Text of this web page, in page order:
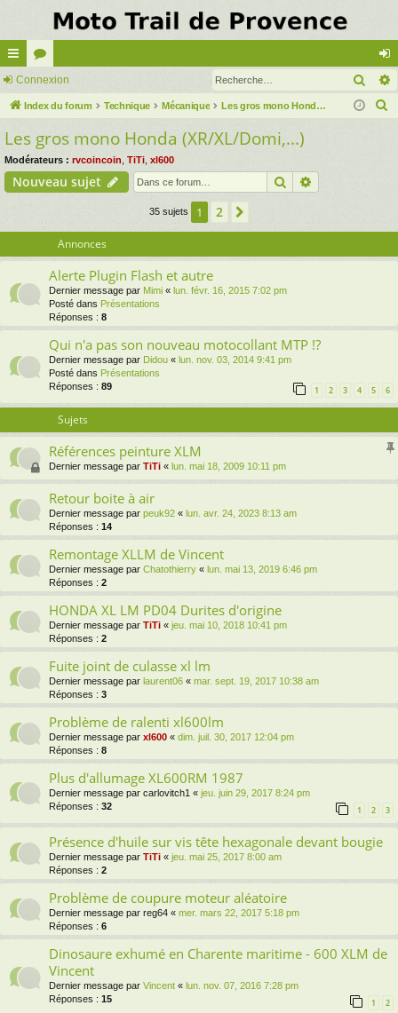
cc
ès
ra
pi
de
or
u
m
s
on
ne
Connexion
Index du forum Technique Mécanique Les gros mono Honda (XR/XL/Domi,...)
Les gros mono Honda (XR/XL/Domi,...)
Modérateurs : rvcoincoin TiTi xl600
Nouveau sujet Rechercher
35 sujets 1 2
Annonces
Alerte Plugin Flash et autre
Dernier message par Mimi « lun. févr. 16, 2015 7:02 pm
Posté dans Présentations
Réponses : 8
Qui n'a pas son nouveau motocollant MTP !?
Dernier message par Didou « lun. nov. 03, 2014 9:41 pm
Posté dans Présentations
Réponses : 89 1 2 3 4 5 6
Sujets
Références peinture XLM
Dernier message par TiTi « lun. mai 18, 2009 10:11 pm
Retour boite à air
Dernier message par peuk92 « lun. avr. 24, 2023 8:13 am
Réponses : 14
Remontage XLLM de Vincent
Dernier message par Chatothierry « lun. mai 13, 2019 6:46 pm
Réponses : 2
HONDA XL LM PD04 Durites d'origine
Dernier message par TiTi « jeu. mai 10, 2018 10:41 pm
Réponses : 2
Fuite joint de culasse xl lm
Dernier message par laurent06 « mar. sept. 19, 2017 10:38 am
Réponses : 3
Problème de ralenti xl600lm
Dernier message par xl600 « dim. juil. 30, 2017 12:04 pm
Réponses : 8
Plus d'allumage XL600RM 1987
Dernier message par carlovitch1 « jeu. juin 29, 2017 8:24 pm
Réponses : 32 1 2 3
Présence d'huile sur vis tête hexagonale devant bougie
Dernier message par TiTi « jeu. mai 25, 2017 8:00 am
Réponses : 2
Problème de coupure moteur aléatoire
Dernier message par reg64 « mer. mars 22, 2017 5:18 pm
Réponses : 6
Dinosaure exhumé en Charente maritime - 600 XLM de
Vincent
Dernier message par Vincent « lun. nov. 07, 2016 7:28 pm
Réponses : 15 1 2